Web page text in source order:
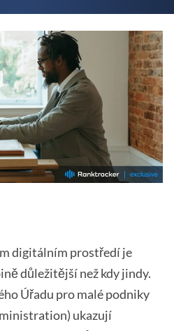
digitálním prostředí je
důležitější než kdy jindy.
Úřadu pro malé podniky
ukazují